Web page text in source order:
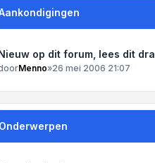
op dit forum, lees dit
Menno»26 mei 2006 21:07
Onderwerpen